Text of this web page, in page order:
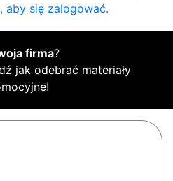
aby się zalogować.
firma?
jak odebrać materiały